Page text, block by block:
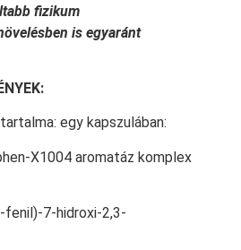
fizikum
is egyaránt
egy kapszulában:
X1004 aromatáz komplex
fenil)-7-hidroxi-2,3-